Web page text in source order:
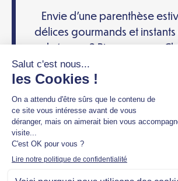
Envie d’une parenthèse
délices gourmands et
du temps ? Bienvenue au
Maubreuil, unique hôtel 5
Collection Maubreuil